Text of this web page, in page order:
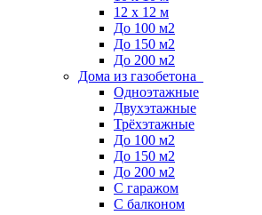
12 x 12 м
До 100 м2
До 150 м2
До 200 м2
Дома из газобетона
Одноэтажные
Двухэтажные
Трёхэтажные
До 100 м2
До 150 м2
До 200 м2
С гаражом
С балконом